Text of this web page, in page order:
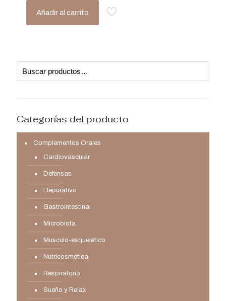
Añadir al carrito
Categorías del producto
Complementos Orales
Cardiovascular
Defensas
Depurativo
Gastrointestinal
Microbiota
Musculo-esquelético
Nutricosmética
Respiratorio
Sueño y Relax